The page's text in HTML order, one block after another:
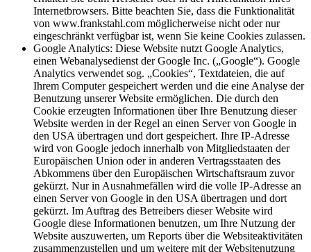
Internetbrowsers. Bitte beachten Sie, dass die Funktionalität
von www.frankstahl.com möglicherweise nicht oder nur
eingeschränkt verfügbar ist, wenn Sie keine Cookies zulassen.
Google Analytics: Diese Website nutzt Google Analytics,
einen Webanalysedienst der Google Inc. („Google“). Google
Analytics verwendet sog. „Cookies“, Textdateien, die auf
Ihrem Computer gespeichert werden und die eine Analyse der
Benutzung unserer Website ermöglichen. Die durch den
Cookie erzeugten Informationen über Ihre Benutzung dieser
Website werden in der Regel an einen Server von Google in
den USA übertragen und dort gespeichert. Ihre IP-Adresse
wird von Google jedoch innerhalb von Mitgliedstaaten der
Europäischen Union oder in anderen Vertragsstaaten des
Abkommens über den Europäischen Wirtschaftsraum zuvor
gekürzt. Nur in Ausnahmefällen wird die volle IP-Adresse an
einen Server von Google in den USA übertragen und dort
gekürzt. Im Auftrag des Betreibers dieser Website wird
Google diese Informationen benutzen, um Ihre Nutzung der
Website auszuwerten, um Reports über die Websiteaktivitäten
zusammenzustellen und um weitere mit der Websitenutzung